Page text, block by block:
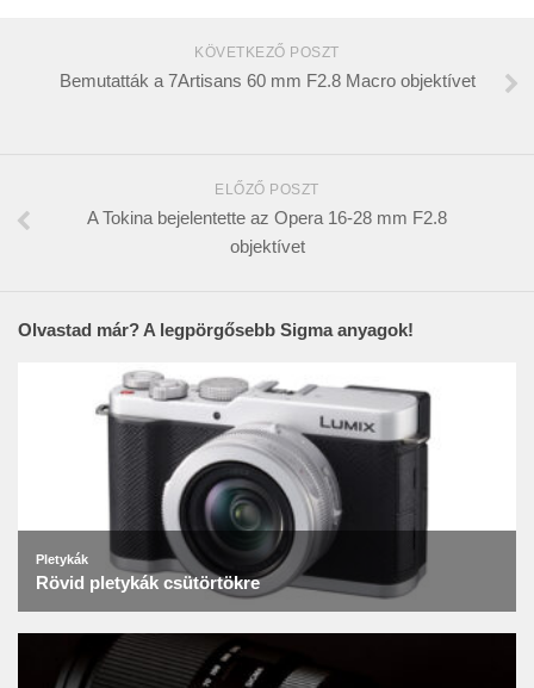
KÖVETKEZŐ POSZT
Bemutatták a 7Artisans 60 mm F2.8 Macro objektívet
ELŐZŐ POSZT
A Tokina bejelentette az Opera 16-28 mm F2.8
objektívet
Olvastad már? A legpörgősebb Sigma anyagok!